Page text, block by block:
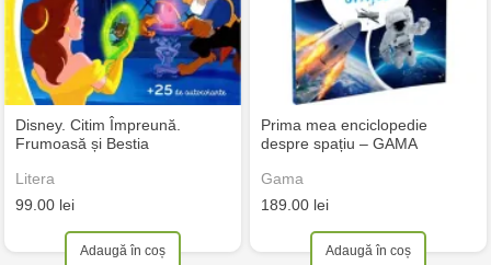
Disney. Citim Împreună.
Frumoasă și Bestia
Litera
99.00 lei
Adaugă în coș
Prima mea enciclopedie
despre spațiu – GAMA
Gama
189.00 lei
Adaugă în coș